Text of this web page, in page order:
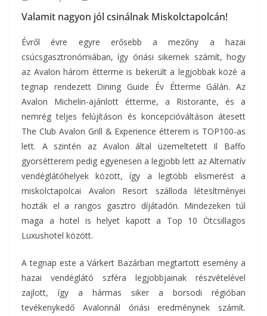
Valamit nagyon jól csinálnak Miskolctapolcán!
Évről évre egyre erősebb a mezőny a hazai
csúcsgasztronómiában, így óriási sikernek számít, hogy
az Avalon három étterme is bekerült a legjobbak közé a
tegnap rendezett Dining Guide Év Étterme Gálán. Az
Avalon Michelin-ajánlott étterme, a Ristorante, és a
nemrég teljes felújításon és koncepcióváltáson átesett
The Club Avalon Grill & Experience étterem is TOP100-as
lett. A szintén az Avalon által üzemeltetett Il Baffo
gyorsétterem pedig egyenesen a legjobb lett az Alternatív
vendéglátóhelyek között, így a legtöbb elismerést a
miskolctapolcai Avalon Resort szálloda létesítményei
hozták el a rangos gasztro díjátadón. Mindezeken túl
maga a hotel is helyet kapott a Top 10 Ötcsillagos
Luxushotel között.
A tegnap este a Várkert Bazárban megtartott esemény a
hazai vendéglátó szféra legjobbjainak részvételével
zajlott, így a hármas siker a borsodi régióban
tevékenykedő Avalonnál óriási eredménynek számít.